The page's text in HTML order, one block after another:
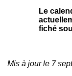
Le
fiché
Mis à jour le 7